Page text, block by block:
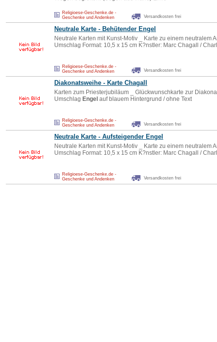
Religioese-Geschenke.de -
Geschenke und Andenken
Versandkosten frei
Neutrale Karte - Behütender Engel
Neutrale Karten mit Kunst-Motiv _ Karte zu einem neutralem
Umschlag Format: 10,5 x 15 cm K?nstler: Marc Chagall /
Religioese-Geschenke.de -
Geschenke und Andenken
Versandkosten frei
Diakonatsweihe - Karte Chagall
Karten zum Priesterjubiläum _ Glückwunschkarte zur
Umschlag Engel auf blauem Hintergrund / ohne Text
Religioese-Geschenke.de -
Geschenke und Andenken
Versandkosten frei
Neutrale Karte - Aufsteigender Engel
Neutrale Karten mit Kunst-Motiv _ Karte zu einem neutralem
Umschlag Format: 10,5 x 15 cm K?nstler: Marc Chagall /
Religioese-Geschenke.de -
Geschenke und Andenken
Versandkosten frei